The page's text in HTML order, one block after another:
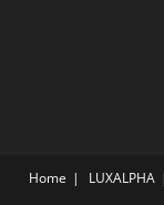
Home LUXALPHA